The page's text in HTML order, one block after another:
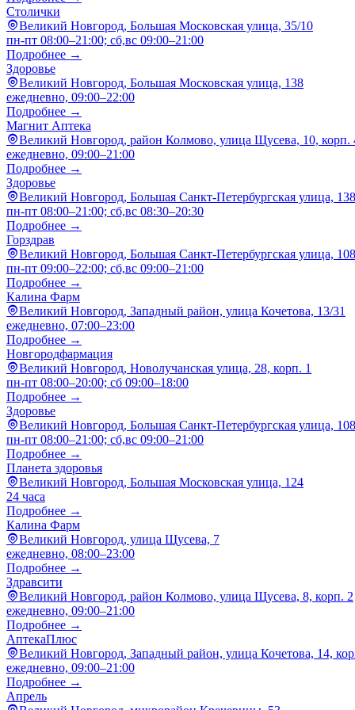
Столички
Великий Новгород, Большая Московская улица, 35/10
пн-пт 08:00–21:00; сб,вс 09:00–21:00
Подробнее →
Здоровье
Великий Новгород, Большая Московская улица, 138
ежедневно, 09:00–22:00
Подробнее →
Магнит Аптека
Великий Новгород, район Колмово, улица Щусева, 10, корп.
ежедневно, 09:00–21:00
Подробнее →
Здоровье
Великий Новгород, Большая Санкт-Петербургская улица, 138
пн-пт 08:00–21:00; сб,вс 08:30–20:30
Подробнее →
Горздрав
Великий Новгород, Большая Санкт-Петербургская улица,
пн-пт 09:00–22:00; сб,вс 09:00–21:00
Подробнее →
Калина Фарм
Великий Новгород, Западный район, улица Кочетова, 13/31
ежедневно, 07:00–23:00
Подробнее →
Новгородфармация
Великий Новгород, Новолучанская улица, 28, корп. 1
пн-пт 08:00–20:00; сб 09:00–18:00
Подробнее →
Здоровье
Великий Новгород, Большая Санкт-Петербургская улица,
пн-пт 08:00–21:00; сб,вс 09:00–21:00
Подробнее →
Планета здоровья
Великий Новгород, Большая Московская улица, 124
24 часа
Подробнее →
Калина Фарм
Великий Новгород, улица Щусева, 7
ежедневно, 08:00–23:00
Подробнее →
Здравсити
Великий Новгород, район Колмово, улица Щусева, 8, корп. 2
ежедневно, 09:00–21:00
Подробнее →
АптекаПлюс
Великий Новгород, Западный район, улица Кочетова, 14,
ежедневно, 09:00–21:00
Подробнее →
Апрель